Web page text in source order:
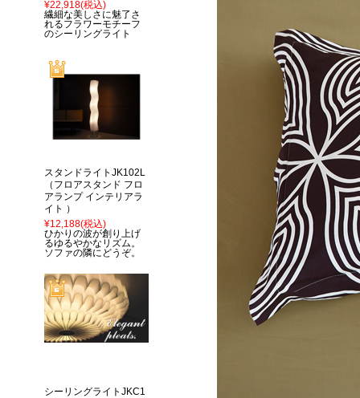
¥22,918(税込)
繊細な美しさに魅了さ
れるフラワーモチーフ
のシーリングライト
スタンドライトJK102L
（フロアスタンド フロ
アランプ インテリアラ
イト ）
¥12,188(税込)
ひかりの波が創り上げ
るゆるやかなリズム。
ソファの隣にどうぞ。
シーリングライトJKC1